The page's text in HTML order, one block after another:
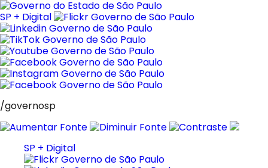
Pular
para
o
conteúdo
SP + Digital
/governosp
SP + Digital